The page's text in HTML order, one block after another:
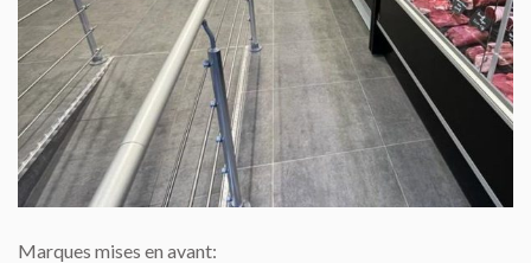
Marques mises en avant: